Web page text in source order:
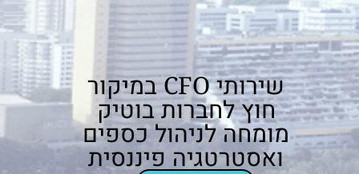
שירותי CFO במיקור
חוץ לחברות בוטיק
מומחה לניהול כספים
ואסטרטגיה פיננסית